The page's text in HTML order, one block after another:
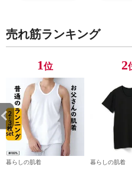
売れ筋ランキング
1位
暮らしの肌着
2
暮らしの肌着